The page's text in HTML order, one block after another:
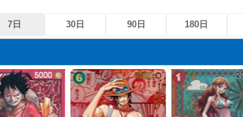
7日 30日 90日 180日